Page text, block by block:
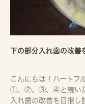
下の部分入れ歯の改
こんにちは！ハートフ
①、②、③、④と続いた
入れ歯の改善を目指